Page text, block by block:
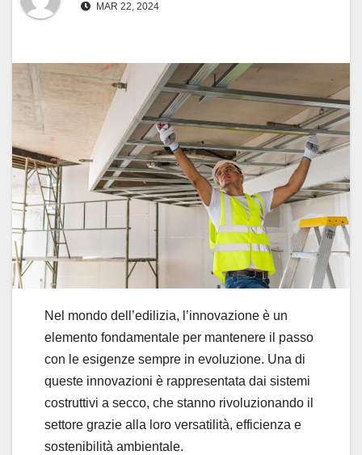
MAR 22, 2024
Nel mondo dell’edilizia, l’innovazione è un
elemento fondamentale per mantenere il passo
con le esigenze sempre in evoluzione. Una di
queste innovazioni è rappresentata dai sistemi
costruttivi a secco, che stanno rivoluzionando il
settore grazie alla loro versatilità, efficienza e
sostenibilità ambientale.